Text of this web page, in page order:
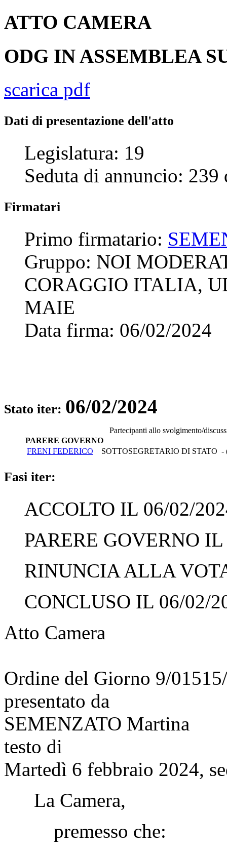
ATTO CAMERA
ODG IN ASSEMBLEA
scarica pdf
Dati di presentazione dell'atto
Legislatura: 19
Seduta di annuncio: 239
Firmatari
Primo firmatario:
Gruppo: NOI
CORAGGIO ITALIA,
MAIE
Data firma: 06/02/2024
Stato iter: 06/02/2024
Partecipanti allo svolgimento/
PARERE GOVERNO
FRENI FEDERICO
SOTTOSEGRETARIO DI STATO
Fasi iter:
ACCOLTO IL 06/02/
PARERE GOVERNO
RINUNCIA ALLA
CONCLUSO IL 06/02/
Atto Camera
Ordine del Giorno 9/
presentato da
SEMENZATO Martina
testo di
Martedì 6 febbraio 2024,
La Camera,
premesso che: